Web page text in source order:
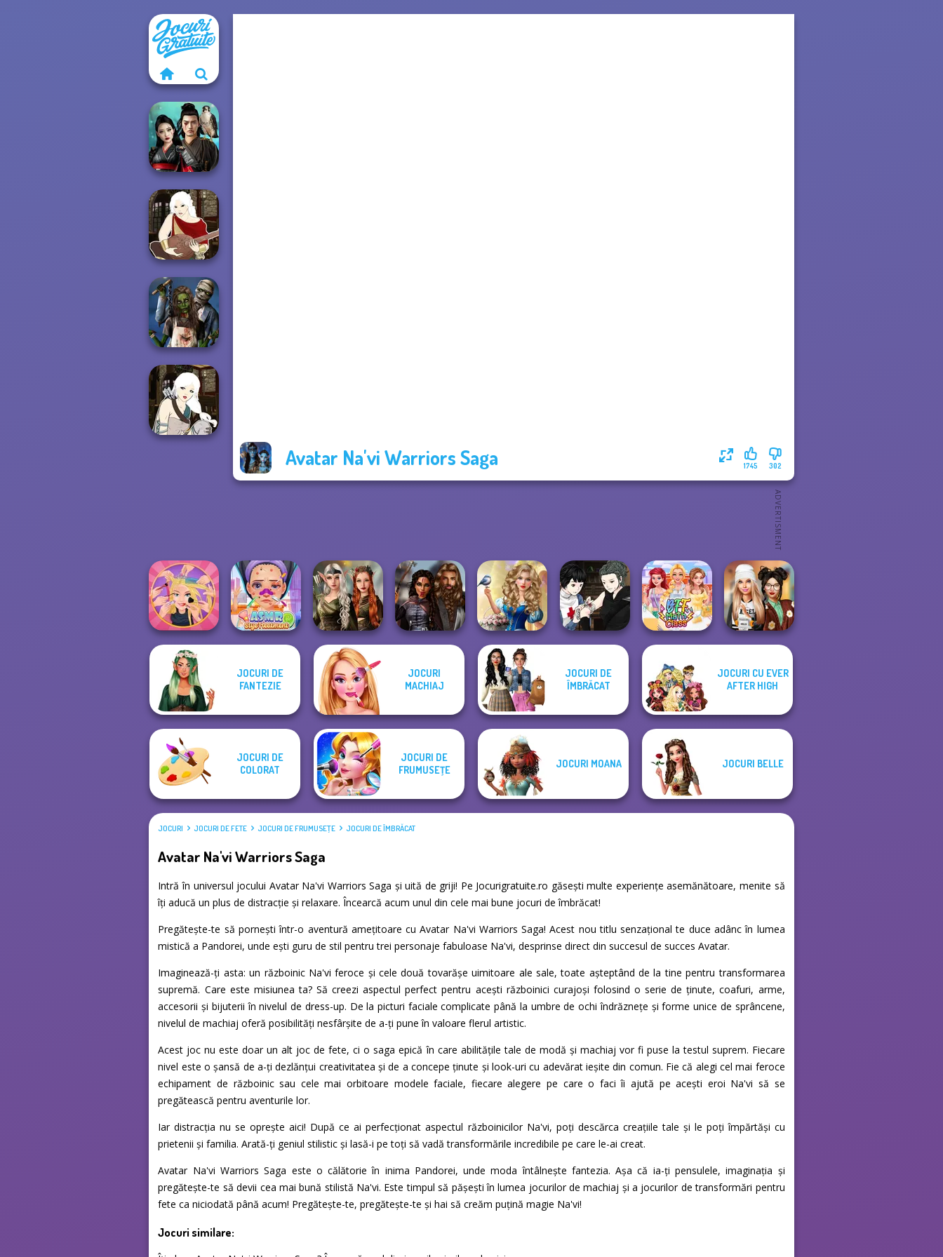
Avatar Na'vi Warriors Saga 302
1745
Samurai Spirit
Legacy of Honor
Manga Creator -
Fantasy World...
Zombie
Romance
Extreme
Makeover
ASMR Stye
Treatment
Elven Kingdom
Forest Of
Wonder...
Medieval
Princesses
Storybook Glam
Dress Up
Advent...
Manga Creator
Vampire Hunter
P...
BFF Math Class
Dress To Impress
Back To Schoo...
JOCURI DE
FANTEZIE
JOCURI
MACHIAJ
JOCURI DE
ÎMBRĂCAT
JOCURI CU EVER
AFTER HIGH
JOCURI DE
COLORAT
JOCURI DE
FRUMUSEŢE
JOCURI MOANA JOCURI BELLE
JOCURI JOCURI DE FETE JOCURI DE FRUMUSEŢE JOCURI DE ÎMBRĂCAT
Avatar Na'vi Warriors Saga
Intră în universul jocului Avatar Na'vi Warriors Saga și uită de griji! Pe Jocurigratuite.ro găsești multe experiențe asemănătoare, menite să
îți aducă un plus de distracție și relaxare. Încearcă acum unul din cele mai bune jocuri de îmbrăcat!
Pregătește-te să pornești într-o aventură amețitoare cu Avatar Na'vi Warriors Saga! Acest nou titlu senzațional te duce adânc în lumea
mistică a Pandorei, unde ești guru de stil pentru trei personaje fabuloase Na'vi, desprinse direct din succesul de succes Avatar.
Imaginează-ți asta: un războinic Na'vi feroce și cele două tovarășe uimitoare ale sale, toate așteptând de la tine pentru transformarea
supremă. Care este misiunea ta? Să creezi aspectul perfect pentru acești războinici curajoși folosind o serie de ținute, coafuri, arme,
accesorii și bijuterii în nivelul de dress-up. De la picturi faciale complicate până la umbre de ochi îndrăznețe și forme unice de sprâncene,
nivelul de machiaj oferă posibilități nesfârșite de a-ți pune în valoare flerul artistic.
Acest joc nu este doar un alt joc de fete, ci o saga epică în care abilitățile tale de modă și machiaj vor fi puse la testul suprem. Fiecare
nivel este o șansă de a-ți dezlănțui creativitatea și de a concepe ținute și look-uri cu adevărat ieșite din comun. Fie că alegi cel mai feroce
echipament de războinic sau cele mai orbitoare modele faciale, fiecare alegere pe care o faci îi ajută pe acești eroi Na'vi să se
pregătească pentru aventurile lor.
Iar distracția nu se oprește aici! După ce ai perfecționat aspectul războinicilor Na'vi, poți descărca creațiile tale și le poți împărtăși cu
prietenii și familia. Arată-ți geniul stilistic și lasă-i pe toți să vadă transformările incredibile pe care le-ai creat.
Avatar Na'vi Warriors Saga este o călătorie în inima Pandorei, unde moda întâlnește fantezia. Așa că ia-ți pensulele, imaginația și
pregătește-te să devii cea mai bună stilistă Na'vi. Este timpul să pășești în lumea jocurilor de machiaj și a jocurilor de transformări pentru
fete ca niciodată până acum! Pregătește-te, pregătește-te și hai să creăm puțină magie Na'vi!
Jocuri similare: